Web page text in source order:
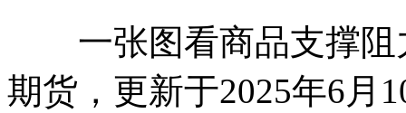
一张图看商品支撑阻
期货，更新于2025年6月